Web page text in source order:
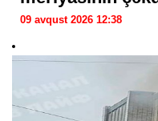
09 avqust 2026 12:38